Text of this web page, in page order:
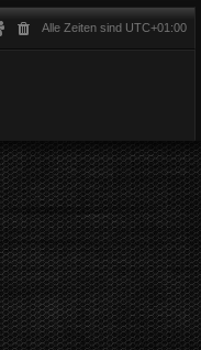
Alle Zeiten sind UTC+01:00